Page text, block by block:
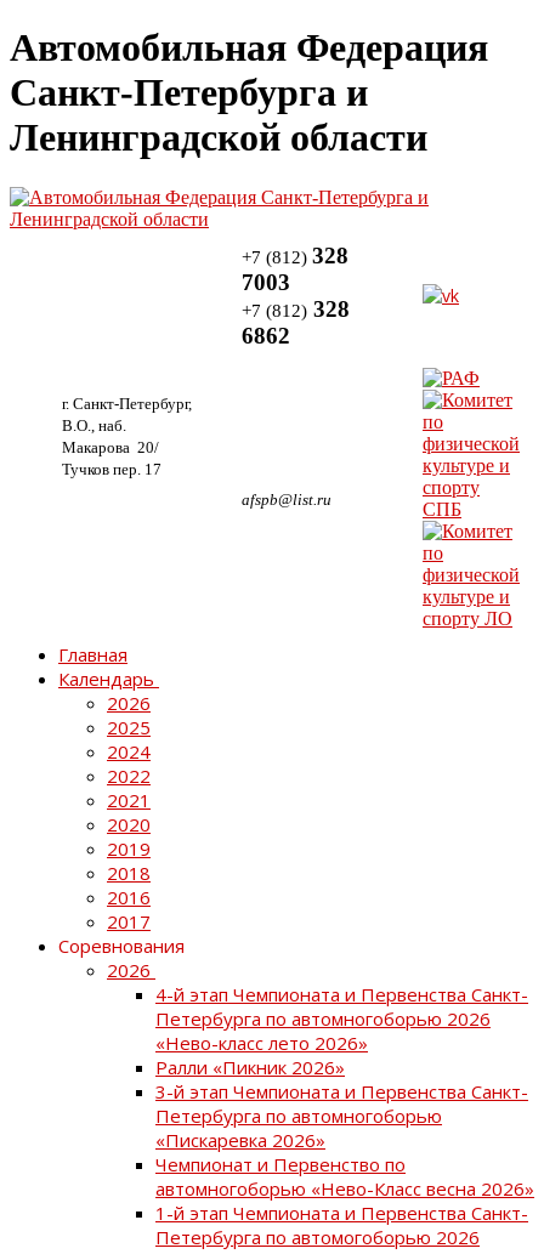
Автомобильная Федерация
Санкт-Петербурга и
Ленинградской области
г. Санкт-Петербург,
В.О., наб.
Макарова 20/
Тучков пер. 17
+7 (812) 328
7003
+7 (812) 328
6862
afspb@list.ru
Главная
Календарь
2026
2025
2024
2022
2021
2020
2019
2018
2016
2017
Соревнования
2026
4-й этап Чемпионата и Первенства Санкт-
Петербурга по автомногоборью 2026
«Нево-класс лето 2026»
Ралли «Пикник 2026»
3-й этап Чемпионата и Первенства Санкт-
Петербурга по автомногоборью
«Пискаревка 2026»
Чемпионат и Первенство по
автомногоборью «Нево-Класс весна 2026»
1-й этап Чемпионата и Первенства Санкт-
Петербурга по автомогоборью 2026